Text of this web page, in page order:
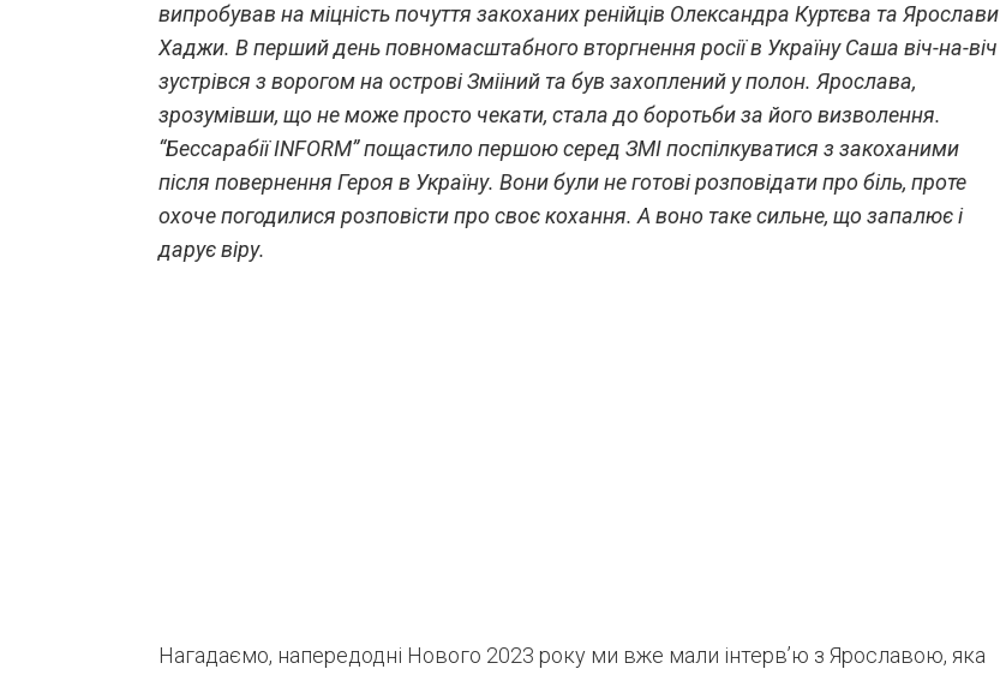
випробував на міцність почуття закоханих ренійців Олександра Куртєва та Ярослави
Хаджи. В перший день повномасштабного вторгнення росії в Україну Саша віч-на-віч
зустрівся з ворогом на острові Змііний та був захоплений у полон. Ярослава,
зрозумівши, що не може просто чекати, стала до боротьби за його визволення.
“Бессарабії INFORM” пощастило першою серед ЗМІ поспілкуватися з закоханими
після повернення Героя в Україну. Вони були не готові розповідати про біль, проте
охоче погодилися розповісти про своє кохання. А воно таке сильне, що запалює і
дарує віру.
Нагадаємо, напередодні Нового 2023 року ми вже мали інтерв’ю з Ярославою, яка